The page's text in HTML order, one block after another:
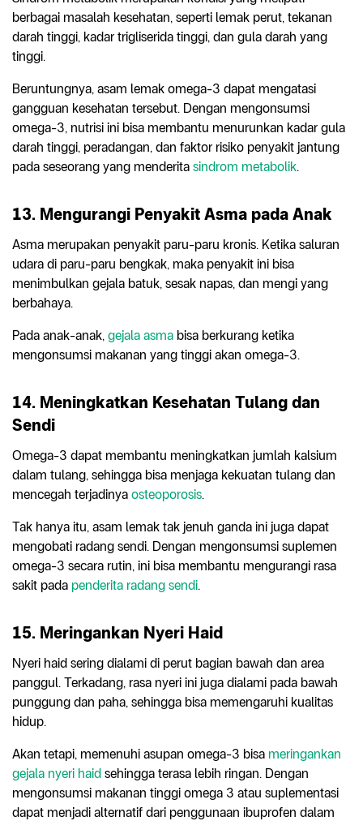
berbagai masalah kesehatan, seperti lemak perut, tekanan
darah tinggi, kadar trigliserida tinggi, dan gula darah yang
tinggi.
Beruntungnya, asam lemak omega-3 dapat mengatasi
gangguan kesehatan tersebut. Dengan mengonsumsi
omega-3, nutrisi ini bisa membantu menurunkan kadar gula
darah tinggi, peradangan, dan faktor risiko penyakit jantung
pada seseorang yang menderita sindrom metabolik.
13. Mengurangi Penyakit Asma pada Anak
Asma merupakan penyakit paru-paru kronis. Ketika saluran
udara di paru-paru bengkak, maka penyakit ini bisa
menimbulkan gejala batuk, sesak napas, dan mengi yang
berbahaya.
Pada anak-anak, gejala asma bisa berkurang ketika
mengonsumsi makanan yang tinggi akan omega-3.
14. Meningkatkan Kesehatan Tulang dan
Sendi
Omega-3 dapat membantu meningkatkan jumlah kalsium
dalam tulang, sehingga bisa menjaga kekuatan tulang dan
mencegah terjadinya osteoporosis.
Tak hanya itu, asam lemak tak jenuh ganda ini juga dapat
mengobati radang sendi. Dengan mengonsumsi suplemen
omega-3 secara rutin, ini bisa membantu mengurangi rasa
sakit pada penderita radang sendi.
15. Meringankan Nyeri Haid
Nyeri haid sering dialami di perut bagian bawah dan area
panggul. Terkadang, rasa nyeri ini juga dialami pada bawah
punggung dan paha, sehingga bisa memengaruhi kualitas
hidup.
Akan tetapi, memenuhi asupan omega-3 bisa meringankan
gejala nyeri haid sehingga terasa lebih ringan. Dengan
mengonsumsi makanan tinggi omega 3 atau suplementasi
dapat menjadi alternatif dari penggunaan ibuprofen dalam